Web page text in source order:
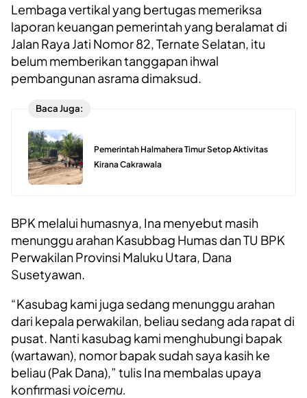
Lembaga vertikal yang bertugas memeriksa
laporan keuangan pemerintah yang beralamat di
Jalan Raya Jati Nomor 82, Ternate Selatan, itu
belum memberikan tanggapan ihwal
pembangunan asrama dimaksud.
Baca Juga:
Pemerintah Halmahera Timur Setop Aktivitas
Kirana Cakrawala
BPK melalui humasnya, Ina menyebut masih
menunggu arahan Kasubbag Humas dan TU BPK
Perwakilan Provinsi Maluku Utara, Dana
Susetyawan.
“Kasubag kami juga sedang menunggu arahan
dari kepala perwakilan, beliau sedang ada rapat di
pusat. Nanti kasubag kami menghubungi bapak
(wartawan), nomor bapak sudah saya kasih ke
beliau (Pak Dana),” tulis Ina membalas upaya
konfirmasi voicemu.